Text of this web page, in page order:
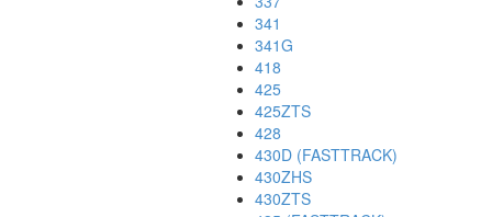
341
341G
418
425
425ZTS
428
430D (FASTTRACK)
430ZHS
430ZTS